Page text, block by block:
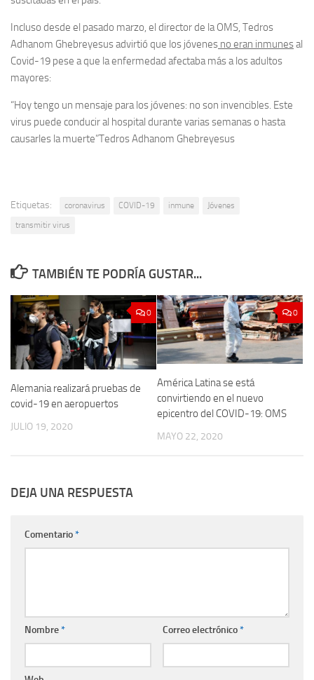
Incluso desde el pasado marzo, el director de la OMS, Tedros
Adhanom Ghebreyesus advirtió que los jóvenes no eran inmunesal
Covid-19 pese a que la enfermedad afectaba más a los adultos
mayores:
“Hoy tengo un mensaje para los jóvenes: no son invencibles. Este
virus puede conducir al hospital durante varias semanas o hasta
causarles la muerte”Tedros Adhanom Ghebreyesus
Etiquetas: coronavirus COVID-19 inmune
Jóvenes
transmitir virus
TAMBIÉN TE PODRÍA GUSTAR...
0
Alemania realizará pruebas de
covid-19 en aeropuertos
JULIO 19, 2020
0
América Latina se está
convirtiendo en el nuevo
epicentro del COVID-19: OMS
MAYO 22, 2020
DEJA UNA RESPUESTA
Comentario*
Nombre* Correo electrónico*